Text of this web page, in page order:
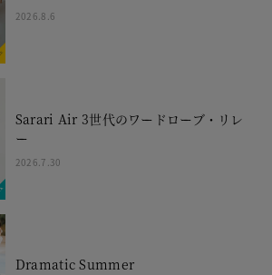
2026.8.6
Sarari Air 3世代のワードローブ・リレ
ー
2026.7.30
Dramatic Summer